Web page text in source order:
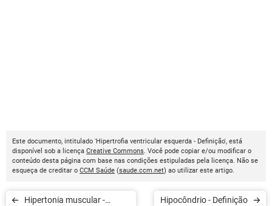
Este documento, intitulado 'Hipertrofia ventricular esquerda - Definição', está
disponível sob a licença Creative Commons. Você pode copiar e/ou modificar o
conteúdo desta página com base nas condições estipuladas pela licença. Não se
esqueça de creditar o CCM Saúde (saude.ccm.net) ao utilizar este artigo.
Hipertonia muscular -
Hipocôndrio - Definição